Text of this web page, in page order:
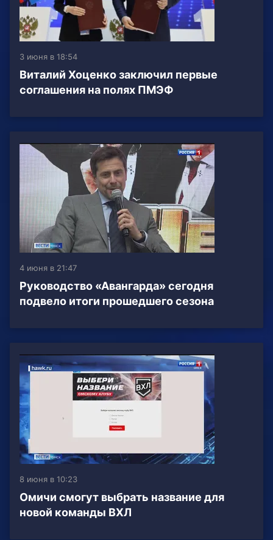
3 июня в 18:54
Виталий Хоценко заключил первые
соглашения на полях ПМЭФ
4 июня в 21:47
Руководство «Авангарда» сегодня
подвело итоги прошедшего сезона
8 июня в 10:23
Омичи смогут выбрать название для
новой команды ВХЛ